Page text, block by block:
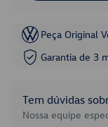
Peça Original
Garantia de 3
Tem dúvidas
Nossa equipe